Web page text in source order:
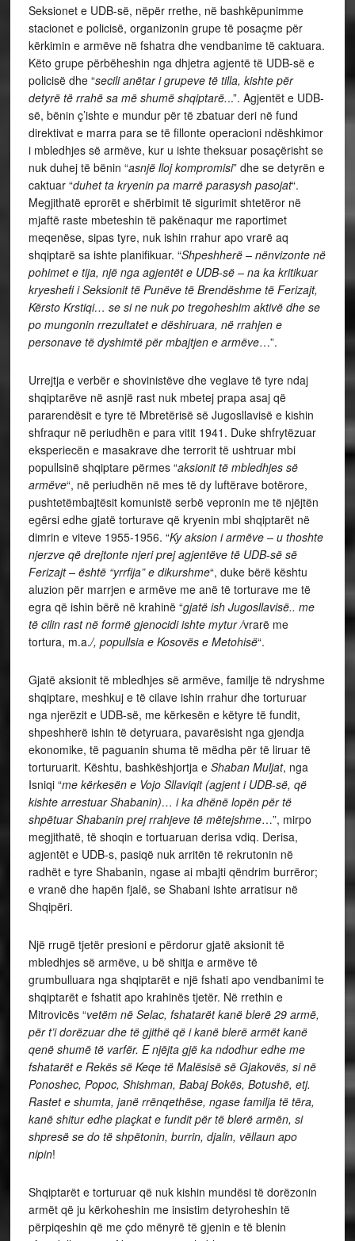
Seksionet e UDB-së, nëpër rrethe, në bashkëpunimme
stacionet e policisë, organizonin grupe të posaçme për
kërkimin e armëve në fshatra dhe vendbanime të caktuara.
Këto grupe përbëheshin nga dhjetra agjentë të UDB-së e
policisë dhe “secili anëtar i grupeve të tilla, kishte për
detyrë të rrahë sa më shumë shqiptarë...”. Agjentët e UDB-
së, bënin ç’ishte e mundur për të zbatuar deri në fund
direktivat e marra para se të fillonte operacioni ndëshkimor
i mbledhjes së armëve, kur u ishte theksuar posaçërisht se
nuk duhej të bënin “asnjë lloj kompromisi” dhe se detyrën e
caktuar “duhet ta kryenin pa marrë parasysh pasojat“.
Megjithatë eprorët e shërbimit të sigurimit shtetëror në
mjaftë raste mbeteshin të pakënaqur me raportimet
meqenëse, sipas tyre, nuk ishin rrahur apo vrarë aq
shqiptarë sa ishte planifikuar. “Shpeshherë – nënvizonte në
pohimet e tija, një nga agjentët e UDB-së – na ka kritikuar
kryeshefi i Seksionit të Punëve të Brendëshme të Ferizajt,
Kërsto Krstiqi… se si ne nuk po tregoheshim aktivë dhe se
po mungonin rrezultatet e dëshiruara, në rrahjen e
personave të dyshimtë për mbajtjen e armëve…”.
Urrejtja e verbër e shovinistëve dhe veglave të tyre ndaj
shqiptarëve në asnjë rast nuk mbetej prapa asaj që
pararendësit e tyre të Mbretërisë së Jugosllavisë e kishin
shfraqur në periudhën e para vitit 1941. Duke shfrytëzuar
eksperiecën e masakrave dhe terrorit të ushtruar mbi
popullsinë shqiptare përmes “aksionit të mbledhjes së
armëve“, në periudhën në mes të dy luftërave botërore,
pushtetëmbajtësit komunistë serbë vepronin me të njëjtën
egërsi edhe gjatë torturave që kryenin mbi shqiptarët në
dimrin e viteve 1955-1956. “Ky aksion i armëve – u thoshte
njerzve që drejtonte njeri prej agjentëve të UDB-së së
Ferizajt – është “yrrfija” e dikurshme“, duke bërë kështu
aluzion për marrjen e armëve me anë të torturave me të
egra që ishin bërë në krahinë “gjatë ish Jugosllavisë.. me
të cilin rast në formë gjenocidi ishte mytur /vrarë me
tortura, m.a./, popullsia e Kosovës e Metohisë“.
Gjatë aksionit të mbledhjes së armëve, familje të ndryshme
shqiptare, meshkuj e të cilave ishin rrahur dhe torturuar
nga njerëzit e UDB-së, me kërkesën e këtyre të fundit,
shpeshherë ishin të detyruara, pavarësisht nga gjendja
ekonomike, të paguanin shuma të mëdha për të liruar të
torturuarit. Kështu, bashkëshjortja e Shaban Muljat, nga
Isniqi “me kërkesën e Vojo Sllaviqit (agjent i UDB-së, që
kishte arrestuar Shabanin)… i ka dhënë lopën për të
shpëtuar Shabanin prej rrahjeve të mëtejshme…”, mirpo
megjithatë, të shoqin e tortuaruan derisa vdiq. Derisa,
agjentët e UDB-s, pasiqë nuk arritën të rekrutonin në
radhët e tyre Shabanin, ngase ai mbajti qëndrim burrëror;
e vranë dhe hapën fjalë, se Shabani ishte arratisur në
Shqipëri.
Një rrugë tjetër presioni e përdorur gjatë aksionit të
mbledhjes së armëve, u bë shitja e armëve të
grumbulluara nga shqiptarët e një fshati apo vendbanimi te
shqiptarët e fshatit apo krahinës tjetër. Në rrethin e
Mitrovicës “vetëm në Selac, fshatarët kanë blerë 29 armë,
për t’i dorëzuar dhe të gjithë që i kanë blerë armët kanë
qenë shumë të varfër. E njëjta gjë ka ndodhur edhe me
fshatarët e Rekës së Keqe të Malësisë së Gjakovës, si në
Ponoshec, Popoc, Shishman, Babaj Bokës, Botushë, etj.
Rastet e shumta, janë rrënqethëse, ngase familja të tëra,
kanë shitur edhe plaçkat e fundit për të blerë armën, si
shpresë se do të shpëtonin, burrin, djalin, vëllaun apo
nipin!
Shqiptarët e torturuar që nuk kishin mundësi të dorëzonin
armët që ju kërkoheshin me insistim detyroheshin të
përpiqeshin që me çdo mënyrë të gjenin e të blenin